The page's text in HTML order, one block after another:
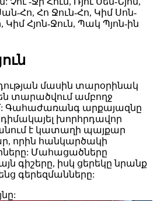
Հո, Հո Ջուն-Հո, Կիմ Սոն-
Կիմ Հյոն-Ջուն, Պակ Պյոն-ին
մասին տարօրինակ
տարածվում ամբողջ
Գահաժառանգ արքայազնը
խորհրդավոր
է կատաղի պայքար
որին հանկարծակի
Մահացածները
գիշերը, իսկ ցերեկը նրանք
գերեզմանները: